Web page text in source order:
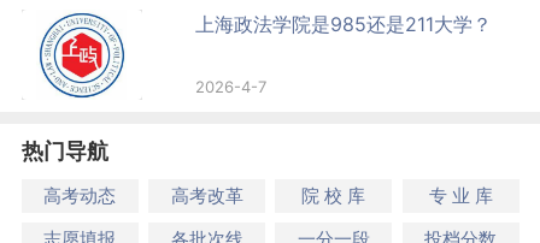
上海政法学院是985还是211大学？
2026-4-7
热门导航
高考动态 高考改革 院 校 库
专 业 库